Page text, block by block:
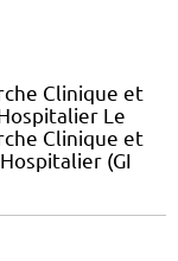
Clinique et
Le
Clinique et
(GI